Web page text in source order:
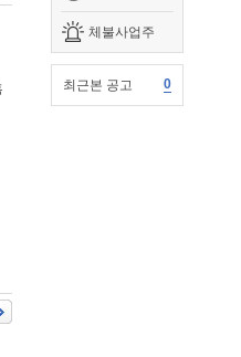
체불사업주
최근본 공고 0